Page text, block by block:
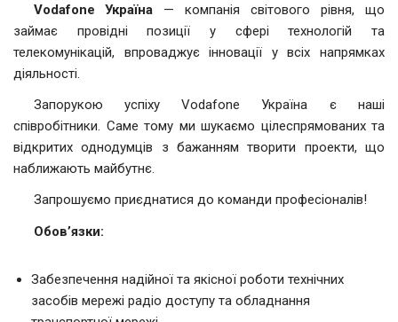
Vodafone Україна — компанія світового рівня, що
займає провідні позиції у сфері технологій та
телекомунікацій, впроваджує інновації у всіх напрямках
діяльності.
Запорукою успіху Vodafone Україна є наші
співробітники. Саме тому ми шукаємо цілеспрямованих та
відкритих однодумців з бажанням творити проекти, що
наближають майбутнє.
Запрошуємо приєднатися до команди професіоналів!
Обов’язки:
Забезпечення надійної та якісної роботи технічних
засобів мережі радіо доступу та обладнання